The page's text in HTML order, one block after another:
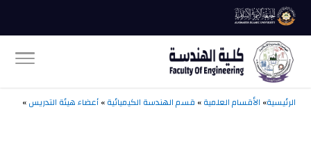
الرئيسية» الأقسام العلمية» قسم الهندسة الكيميائية»أعضاء هيئة التدريس»